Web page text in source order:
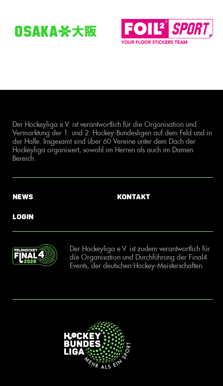
Der Hockeyliga e.V. ist verantwortlich für die Organisation und
Vermarktung der 1. und 2. Hockey-Bundesligen auf dem Feld und in
der Halle. Insgesamt sind über 60 Vereine unter dem Dach der
Hockeyliga organisiert, sowohl im Herren als auch im Damen
Bereich.
News
Login
Kontakt
Der Hockeyliga e.V. ist zudem verantwortlich für
die Organisation und Durchführung der Final4
Events, der deutschen Hockey-Meisterschaften.